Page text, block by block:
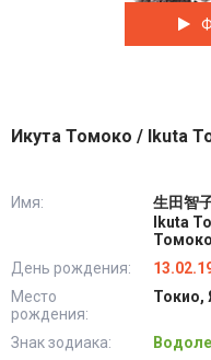
Икута Томоко / Ikuta
Имя:
生田智
Ikuta
Томоко
День рождения:
Место
рождения:
Токио,
Знак зодиака: